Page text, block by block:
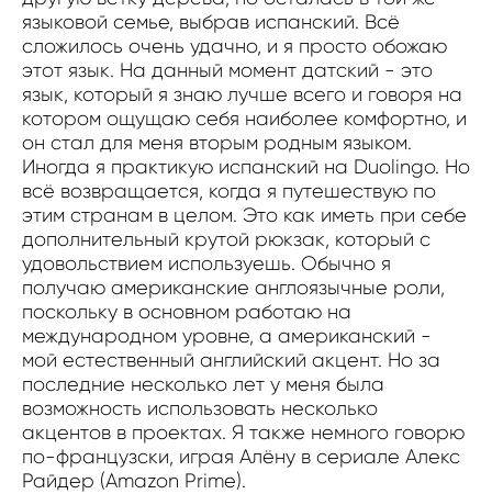
языковой семье, выбрав испанский. Всё
сложилось очень удачно, и я просто обожаю
этот язык. На данный момент датский - это
язык, который я знаю лучше всего и говоря на
котором ощущаю себя наиболее комфортно, и
он стал для меня вторым родным языком.
Иногда я практикую испанский на Duolingo. Но
всё возвращается, когда я путешествую по
этим странам в целом. Это как иметь при себе
дополнительный крутой рюкзак, который с
удовольствием используешь. Обычно я
получаю американские англоязычные роли,
поскольку в основном работаю на
международном уровне, а американский -
мой естественный английский акцент. Но за
последние несколько лет у меня была
возможность использовать несколько
акцентов в проектах. Я также немного говорю
по-французски, играя Алёну в сериале Алекс
Райдер (Amazon Prime).